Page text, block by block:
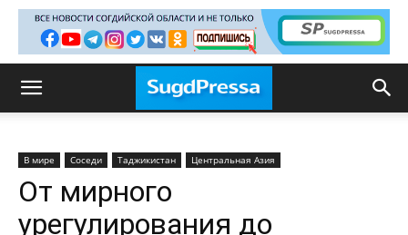
В мире Соседи Таджикистан Центральная Азия
От мирного
урегулирования до